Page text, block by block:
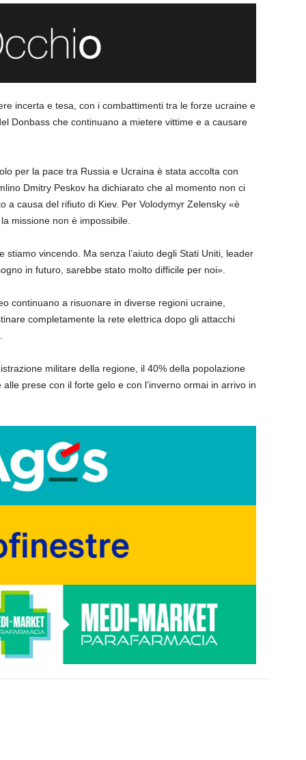
incerta e tesa, con i combattimenti tra le forze ucraine e
Donbass che continuano a mietere vittime e a causare
per la pace tra Russia e Ucraina è stata accolta con
Dmitry Peskov ha dichiarato che al momento non ci
a causa del rifiuto di Kiev. Per Volodymyr Zelensky «è
missione non è impossibile.
vincendo. Ma senza l’aiuto degli Stati Uniti, leader
in futuro, sarebbe stato molto difficile per noi».
continuano a risuonare in diverse regioni ucraine,
completamente la rete elettrica dopo gli attacchi
militare della regione, il 40% della popolazione
prese con il forte gelo e con l’inverno ormai in arrivo in